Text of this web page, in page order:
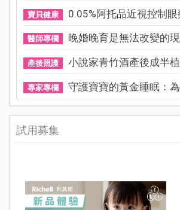
寶貝健康 0.05%阿托品近視控制眼
醫師專欄 晚婚晚育是無法改變的
產後照護 小說家青竹酒產後成半
專家專欄 守護寶寶的黃金睡眠：
試用募集